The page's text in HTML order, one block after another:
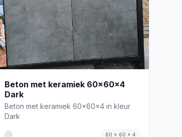
Beton met keramiek 60x60x4
Dark
Beton met keramiek 60x60x4 in kleur
Dark
60 x 60 x 4